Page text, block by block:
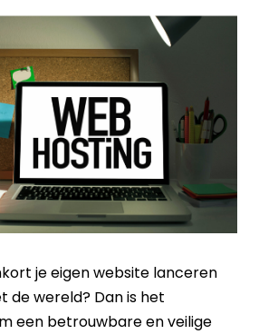
je eigen website lanceren
de wereld? Dan is het
een betrouwbare en veilige